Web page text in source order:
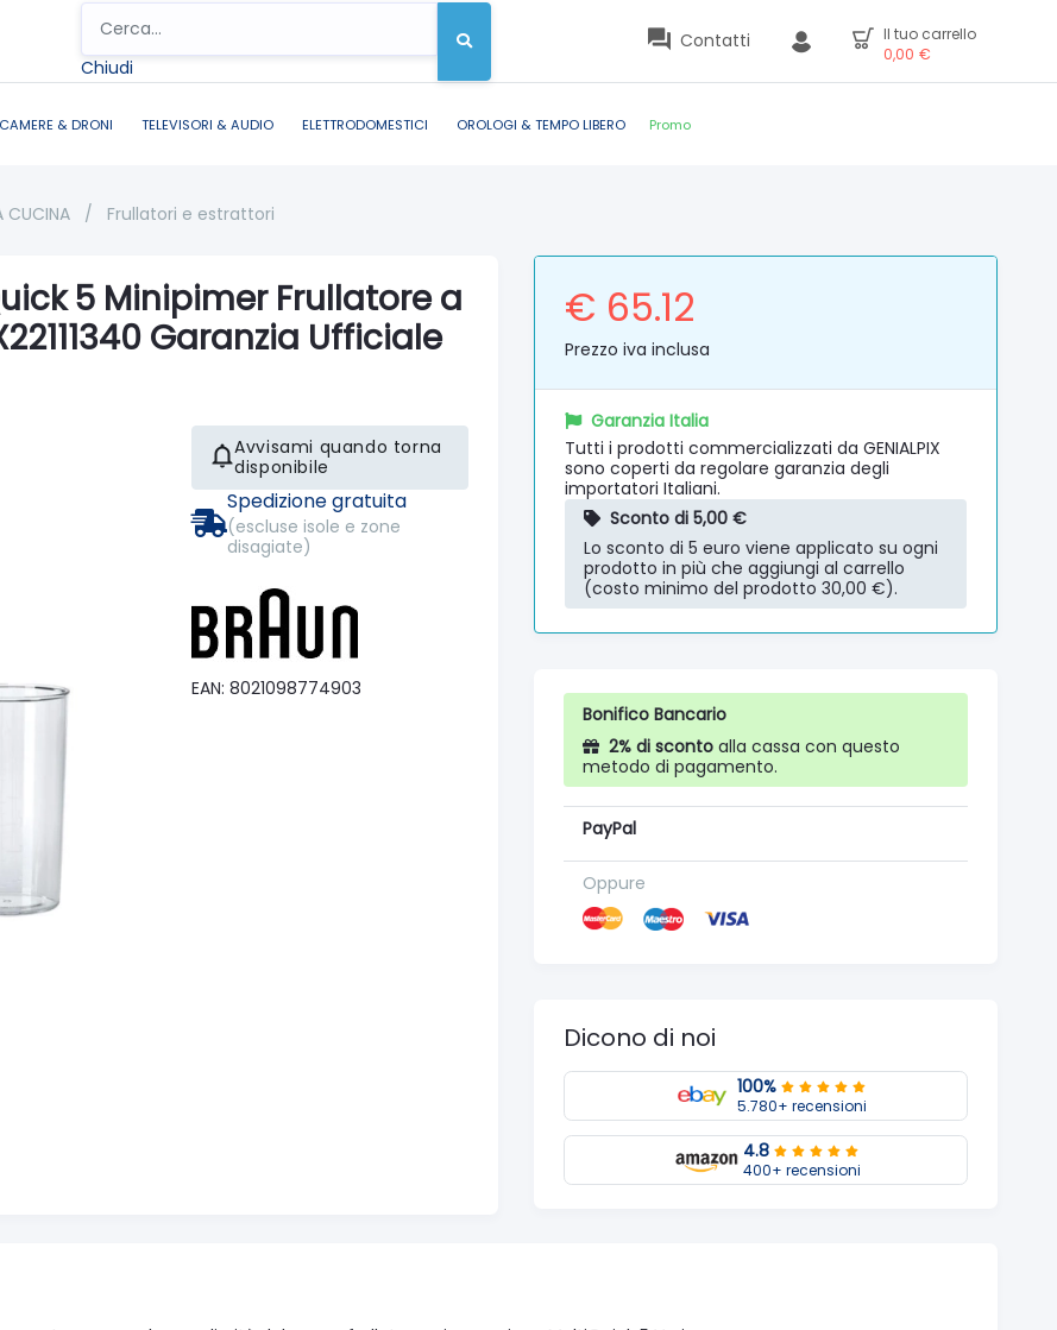
Chiudi
Contatti
Il tuo carrello
0,00 €
& DRONI TELEVISORI & AUDIO ELETTRODOMESTICI OROLOGI & TEMPO LIBERO Promo
CUCINA / Frullatori e estrattori
5 Minipimer Frullatore a
Garanzia Ufficiale
Avvisami quando torna
disponibile
Spedizione gratuita
(escluse isole e zone
disagiate)
EAN: 8021098774903
€ 65.12
Prezzo iva inclusa
Garanzia Italia
Tutti i prodotti commercializzati da GENIALPIX
sono coperti da regolare garanzia degli
importatori Italiani.
Sconto di 5,00 €
Lo sconto di 5 euro viene applicato su ogni
prodotto in più che aggiungi al carrello
(costo minimo del prodotto 30,00 €).
Bonifico Bancario
2% di sconto alla cassa con questo
metodo di pagamento.
PayPal
Oppure
Dicono di noi
100%
5.780+ recensioni
4.8
400+ recensioni